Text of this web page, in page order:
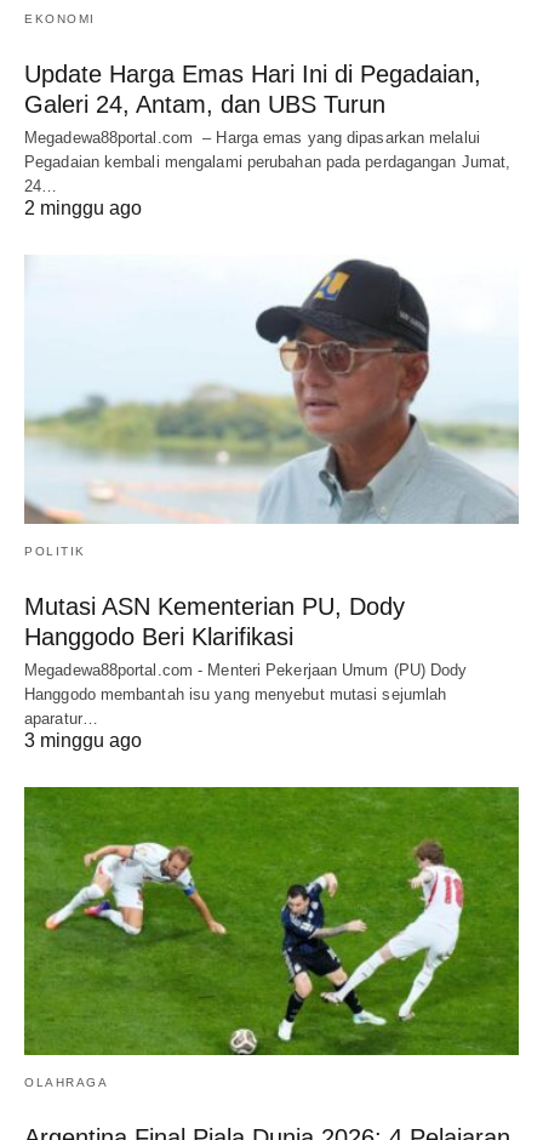
EKONOMI
Update Harga Emas Hari Ini di Pegadaian,
Galeri 24, Antam, dan UBS Turun
Megadewa88portal.com – Harga emas yang dipasarkan melalui
Pegadaian kembali mengalami perubahan pada perdagangan Jumat,
24…
2 minggu ago
POLITIK
Mutasi ASN Kementerian PU, Dody
Hanggodo Beri Klarifikasi
Megadewa88portal.com - Menteri Pekerjaan Umum (PU) Dody
Hanggodo membantah isu yang menyebut mutasi sejumlah
aparatur…
3 minggu ago
OLAHRAGA